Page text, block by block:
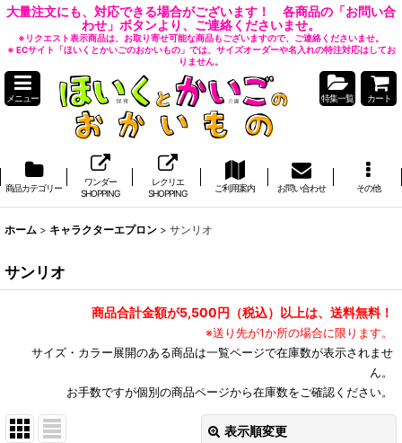
大量注文にも、対応できる場合がございます！ 各商品の「お問い合
わせ」ボタンより、ご連絡くださいませ。
※リクエスト表示商品は、お取り寄せ可能な商品もございますので、ご連絡くださいませ。
※ ECサイト「ほいくとかいごのおかいもの」では、サイズオーダーや名入れの特注対応はしてお
りません。
メニュー 特集一覧 カート
商品カテゴリー
ワンダー
SHOPPING
レクリエ
SHOPPING
ご利用案内 お問い合わせ その他
ホーム > キャラクターエプロン > サンリオ
サンリオ
商品合計金額が5,500円（税込）以上は、送料無料！
※送り先が1か所の場合に限ります。
サイズ・カラー展開のある商品は一覧ページで在庫数が表示されませ
ん。
お手数ですが個別の商品ページから在庫数をご確認ください。
表示順変更